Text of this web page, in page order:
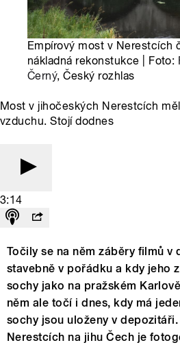
Empírový most v Nerestcích
nákladná rekonstukce | Foto:
Černý, Český rozhlas
Most v jihočeských Nerestcích
vzduchu. Stojí dodnes
3:14
Točily se na něm záběry filmů v
stavebně v pořádku a kdy jeho
sochy jako na pražském
něm ale točí i dnes, kdy má
sochy jsou uloženy v
Nerestcích na jihu Čech je